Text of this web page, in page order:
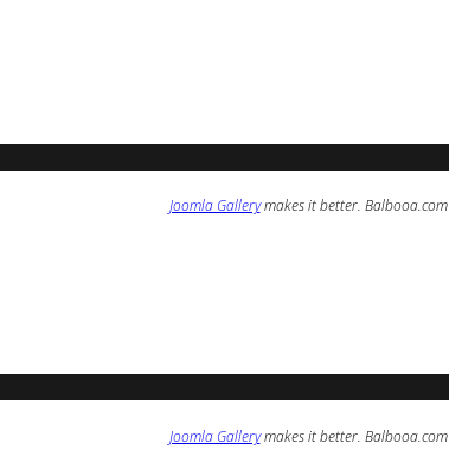
Joomla Gallerymakes it better. Balbooa.com
Joomla Gallerymakes it better. Balbooa.com